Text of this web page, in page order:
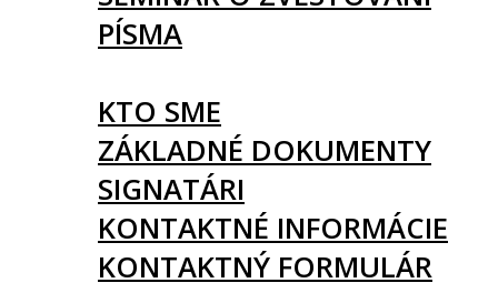
PÍSMA
KTO SME
ZÁKLADNÉ DOKUMENTY
SIGNATÁRI
KONTAKTNÉ INFORMÁCIE
KONTAKTNÝ FORMULÁR